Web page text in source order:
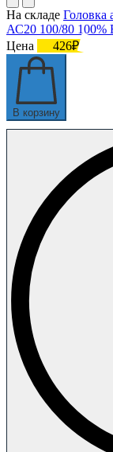
На складе Головка
АС20 100/80 100%
Цена
426₽
В корзину